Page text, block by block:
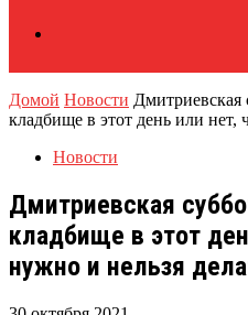
Домой Новости Дмитриевская
кладбище в этот день или нет,
Новости
Дмитриевская
кладбище в этот
нужно и нельзя